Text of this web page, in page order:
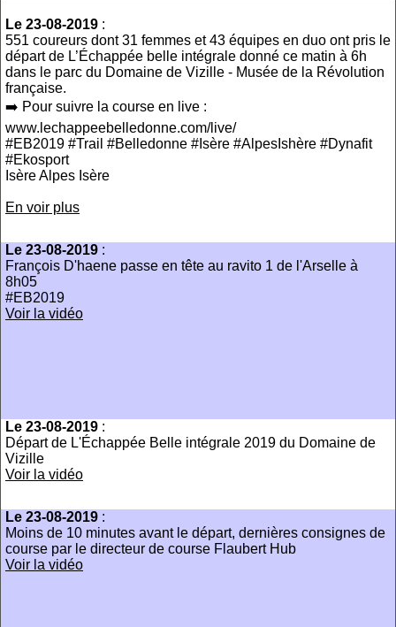
Le 23-08-2019 :
551 coureurs dont 31 femmes et 43 équipes en duo ont pris le
départ de L’Échappée belle intégrale donné ce matin à 6h
dans le parc du Domaine de Vizille - Musée de la Révolution
française.
➡️ Pour suivre la course en live :
www.lechappeebelledonne.com/live/
#EB2019 #Trail #Belledonne #Isère #AlpesIshère #Dynafit
#Ekosport
Isère Alpes Isère
En voir plus
Le 23-08-2019 :
François D'haene passe en tête au ravito 1 de l'Arselle à
8h05
#EB2019
Voir la vidéo
Le 23-08-2019 :
Départ de L'Échappée Belle intégrale 2019 du Domaine de
Vizille
Voir la vidéo
Le 23-08-2019 :
Moins de 10 minutes avant le départ, dernières consignes de
course par le directeur de course Flaubert Hub
Voir la vidéo